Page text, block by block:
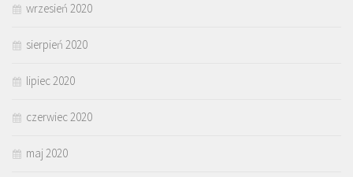
wrzesień 2020
sierpień 2020
lipiec 2020
czerwiec 2020
maj 2020